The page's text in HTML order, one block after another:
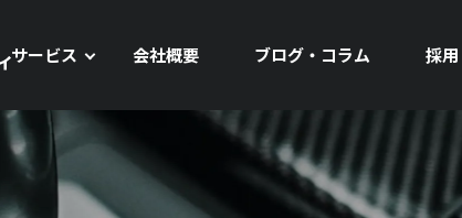
サービス 会社概要 ブログ・コラム 採用